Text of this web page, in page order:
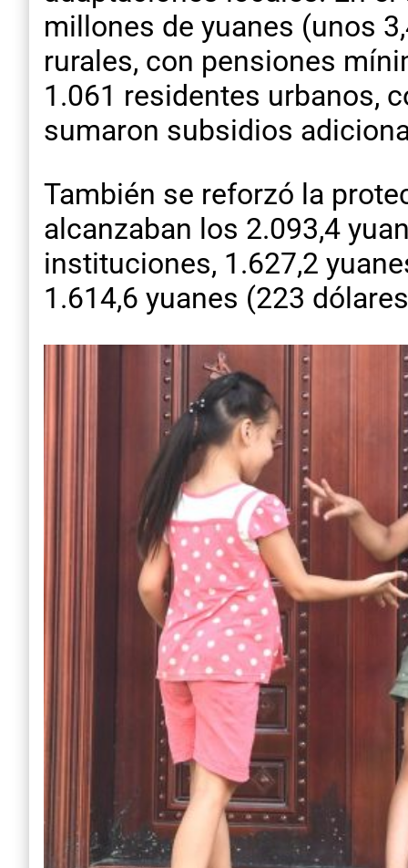
millones de yuanes (unos
rurales, con pensiones
1.061 residentes urbanos,
sumaron subsidios
También se reforzó la
alcanzaban los 2.093,4
instituciones, 1.627,2
1.614,6 yuanes (223